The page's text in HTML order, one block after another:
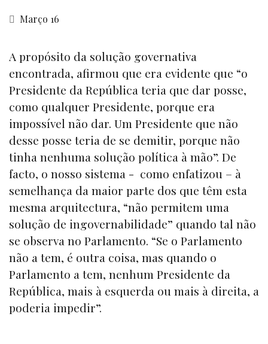
Março 16
A propósito da solução governativa
encontrada, afirmou que era evidente que “o
Presidente da República teria que dar posse,
como qualquer Presidente, porque era
impossível não dar. Um Presidente que não
desse posse teria de se demitir, porque não
tinha nenhuma solução política à mão”. De
facto, o nosso sistema - como enfatizou – à
semelhança da maior parte dos que têm esta
mesma arquitectura, “não permitem uma
solução de ingovernabilidade” quando tal não
se observa no Parlamento. “Se o Parlamento
não a tem, é outra coisa, mas quando o
Parlamento a tem, nenhum Presidente da
República, mais à esquerda ou mais à direita, a
poderia impedir”.